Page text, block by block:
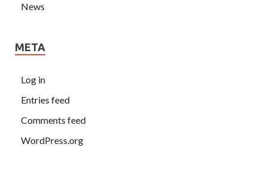
News
META
Log in
Entries feed
Comments feed
WordPress.org